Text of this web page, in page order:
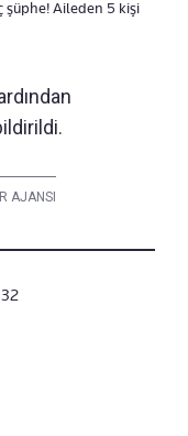
şüphe! Aileden 5 kişi
AJANSI